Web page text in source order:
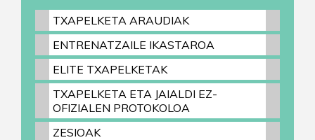
TXAPELKETA ARAUDIAK
ENTRENATZAILE IKASTAROA
ELITE TXAPELKETAK
TXAPELKETA ETA JAIALDI EZ-
OFIZIALEN PROTOKOLOA
ZESIOAK